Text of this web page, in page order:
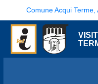
Comune Acqui